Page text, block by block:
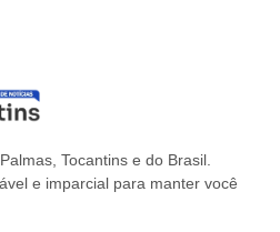
Tocantins e do Brasil.
e imparcial para manter você